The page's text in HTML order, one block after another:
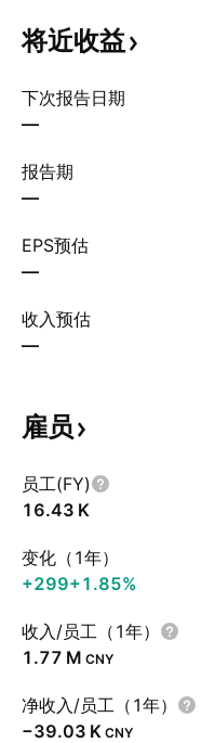
将近收益
下次报告日期
—
报告期
—
EPS预估
—
收入预估
—
雇员
员工(FY)
‪16.43 K‬
变化（1年）
+299+1.85%
收入/员工（1年）
‪1.77 M‬ CNY
净收入/员工（1年）
‪−39.03 K‬ CNY